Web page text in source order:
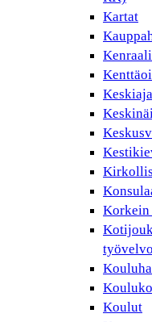
Kartat
Korkein
Koulut